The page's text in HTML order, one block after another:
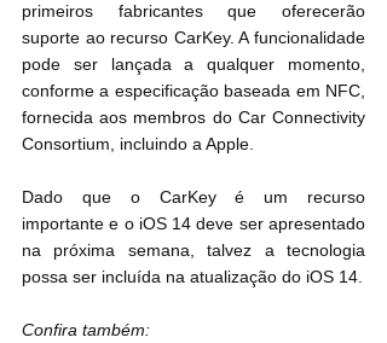
primeiros fabricantes que oferecerão
suporte ao recurso CarKey. A funcionalidade
pode ser lançada a qualquer momento,
conforme a especificação baseada em NFC,
fornecida aos membros do Car Connectivity
Consortium, incluindo a Apple.
Dado que o CarKey é um recurso
importante e o iOS 14 deve ser apresentado
na próxima semana, talvez a tecnologia
possa ser incluída na atualização do ‌iOS 14‌.
Confira também: